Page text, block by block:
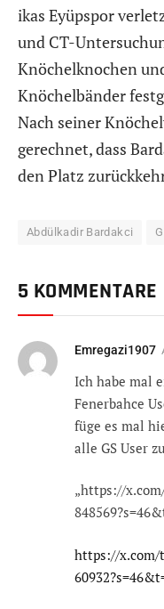
ikas Eyüpspor
und CT-
Knöchelknochen
Knöchelbänder
Nach seiner
gerechnet, dass
den Platz
Abdülkadir Bardakci
5 KOMMENTARE
Emregazi1907
Ich habe mal
Fenerbahce
füge es mal
alle GS User
„https://
https://x.com/